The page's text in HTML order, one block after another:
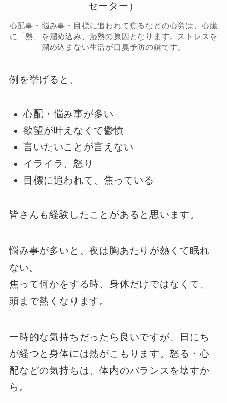
心配事・悩み事・目標に追われて焦るなどの心労は、心臓
に「熱」を溜め込み、湿熱の原因となります。ストレスを
溜め込まない生活が口臭予防の鍵です。
例を挙げると、
心配・悩み事が多い
欲望が叶えなくて鬱憤
言いたいことが言えない
イライラ、怒り
目標に追われて、焦っている
皆さんも経験したことがあると思います。
悩み事が多いと、夜は胸あたりが熱くて眠れ
ない。
焦って何かをする時、身体だけではなくて、
頭まで熱くなります。
一時的な気持ちだったら良いですが、日にち
が経つと身体には熱がこもります。怒る・心
配などの気持ちは、体内のバランスを壊すか
ら。